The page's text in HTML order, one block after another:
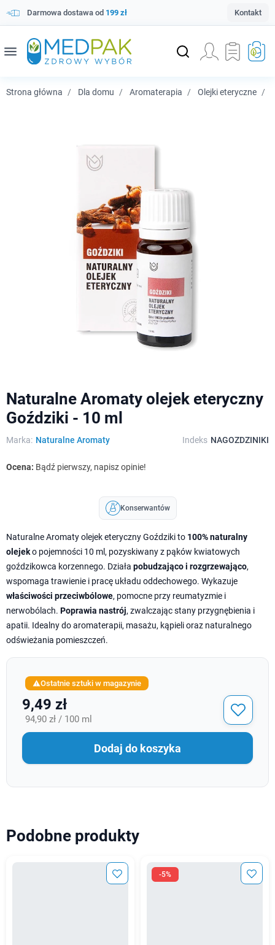
Darmowa dostawa od 199 zł Kontakt
menu
Strona główna Dla domu Aromaterapia Olejki eteryczne
Naturalne Aromaty olejek eteryczny
Goździki - 10 ml
Marka: Naturalne Aromaty Indeks NAGOZDZINIKI
Ocena: Bądź pierwszy, napisz opinie!
Konserwantów
Naturalne Aromaty olejek eteryczny Goździki to 100% naturalny
olejeko pojemności 10 ml, pozyskiwany z pąków kwiatowych
goździkowca korzennego. Działa pobudzająco i rozgrzewająco,
wspomaga trawienie i pracę układu oddechowego. Wykazuje
właściwości przeciwbólowe, pomocne przy reumatyzmie i
nerwobólach. Poprawia nastrój, zwalczając stany przygnębienia i
apatii. Idealny do aromaterapii, masażu, kąpieli oraz naturalnego
odświeżania pomieszczeń.
Ostatnie sztuki w magazynie
9,49 zł
94,90 zł / 100 ml
Dodaj do koszyka
Podobne produkty
-5%